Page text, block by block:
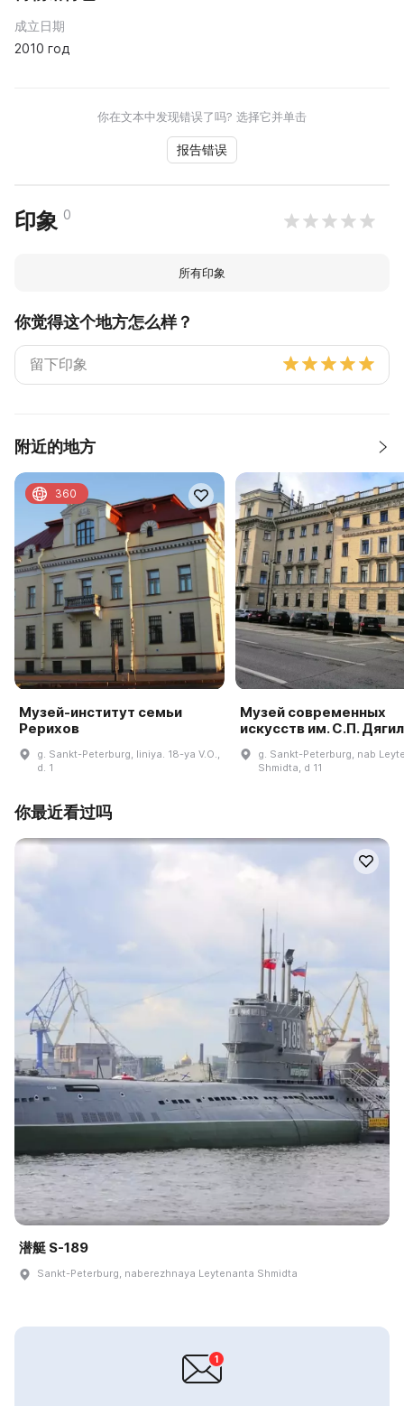
成立日期
2010 год
你在文本中发现错误了吗? 选择它并单击
报告错误
印象 0
所有印象
你觉得这个地方怎么样？
附近的地方
Музей-институт семьи
Рерихов
g. Sankt-Peterburg, liniya. 18-ya V.O.,
d. 1
360
Музей современных
искусств им. С.П.
g. Sankt-Peterburg, nab
Shmidta, d 11
你最近看过吗
潜艇 S-189
Sankt-Peterburg, naberezhnaya Leytenanta Shmidta